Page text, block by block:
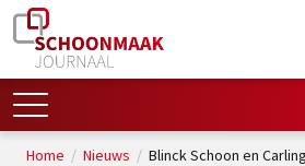
Home / Nieuws / Blinck Schoon en